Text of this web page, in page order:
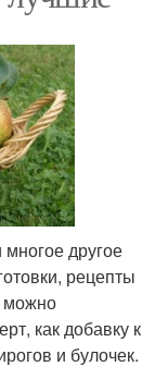
другое
рецепты
можно
как добавку к
и булочек.